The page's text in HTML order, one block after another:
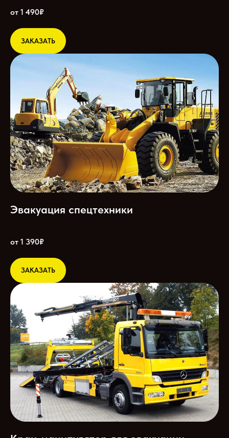
от 1 490₽
ЗАКАЗАТЬ
Эвакуация спецтехники
от 1 390₽
ЗАКАЗАТЬ